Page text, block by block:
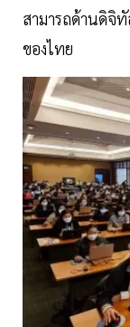
สามารถด้านดิจิ
ของไทย